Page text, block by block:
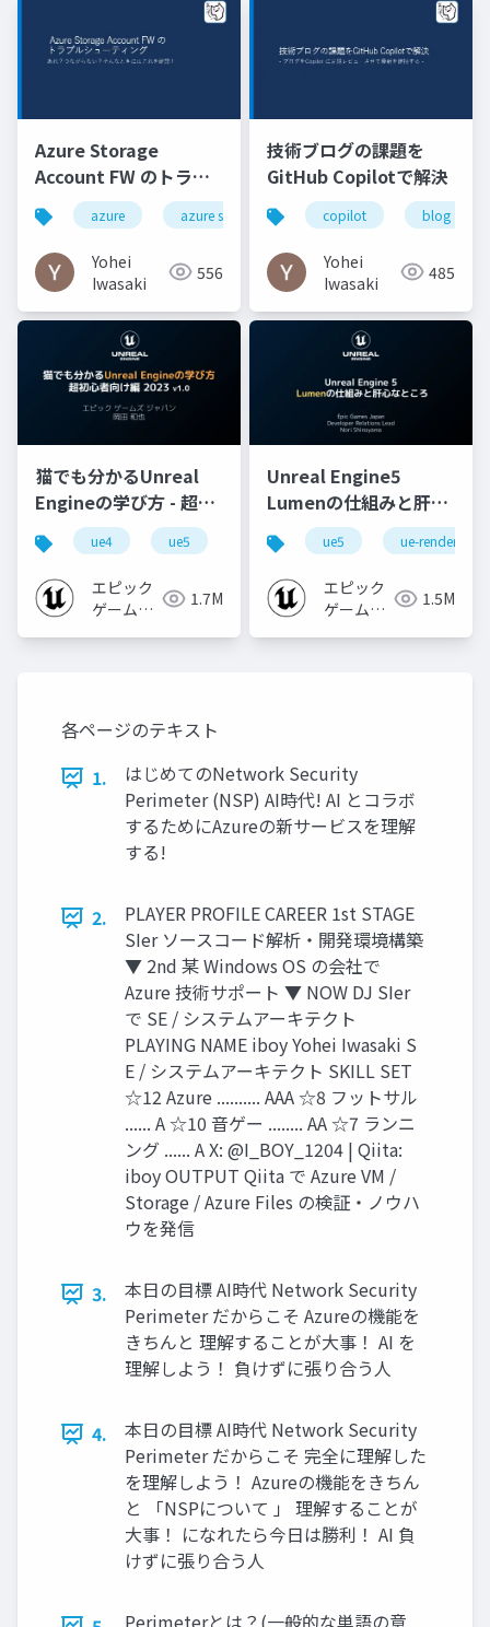
Azure Storage
Account FW のトラブ
ルシューティング
azure azure storage
Yohei
Iwasaki
556
技術ブログの課題を
GitHub Copilotで解決
copilot blog
Yohei
Iwasaki
485
猫でも分かるUnreal
Engineの学び方 - 超初
心者向け編 - 2023 v1.0
ue4 ue5 ue-beginner
エピック
ゲームズ
1.7M
Unreal Engine5
Lumenの仕組みと肝心
なところ
ue5 ue-rendering
エピック
ゲームズ
1.5M
各ページのテキスト
1.
はじめてのNetwork Security
Perimeter (NSP) AI時代! AI とコラボ
するためにAzureの新サービスを理解
する!
2.
PLAYER PROFILE CAREER 1st STAGE
SIer ソースコード解析・開発環境構築
▼ 2nd 某 Windows OS の会社で
Azure 技術サポート ▼ NOW DJ SIer
で SE / システムアーキテクト
PLAYING NAME iboy Yohei Iwasaki S
E / システムアーキテクト SKILL SET
☆12 Azure .......... AAA ☆8 フットサル
...... A ☆10 音ゲー ........ AA ☆7 ランニ
ング ...... A X: @I_BOY_1204 | Qiita:
iboy OUTPUT Qiita で Azure VM /
Storage / Azure Files の検証・ノウハ
ウを発信
3.
本日の目標 AI時代 Network Security
Perimeter だからこそ Azureの機能を
きちんと 理解することが大事！ AI を
理解しよう！ 負けずに張り合う人
4.
本日の目標 AI時代 Network Security
Perimeter だからこそ 完全に理解した
を理解しよう！ Azureの機能をきちん
と 「NSPについて 」 理解することが
大事！ になれたら今日は勝利！ AI 負
けずに張り合う人